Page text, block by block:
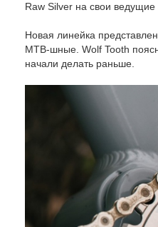
Raw Silver на свои ведущие
Новая линейка
MTB-шные. Wolf Tooth
начали делать раньше.